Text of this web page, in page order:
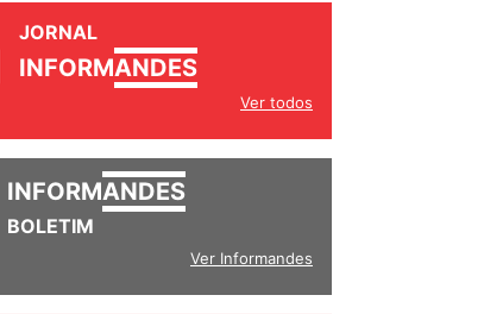
JORNAL
INFORMANDES
Ver todos
INFORMANDES
BOLETIM
Ver Informandes